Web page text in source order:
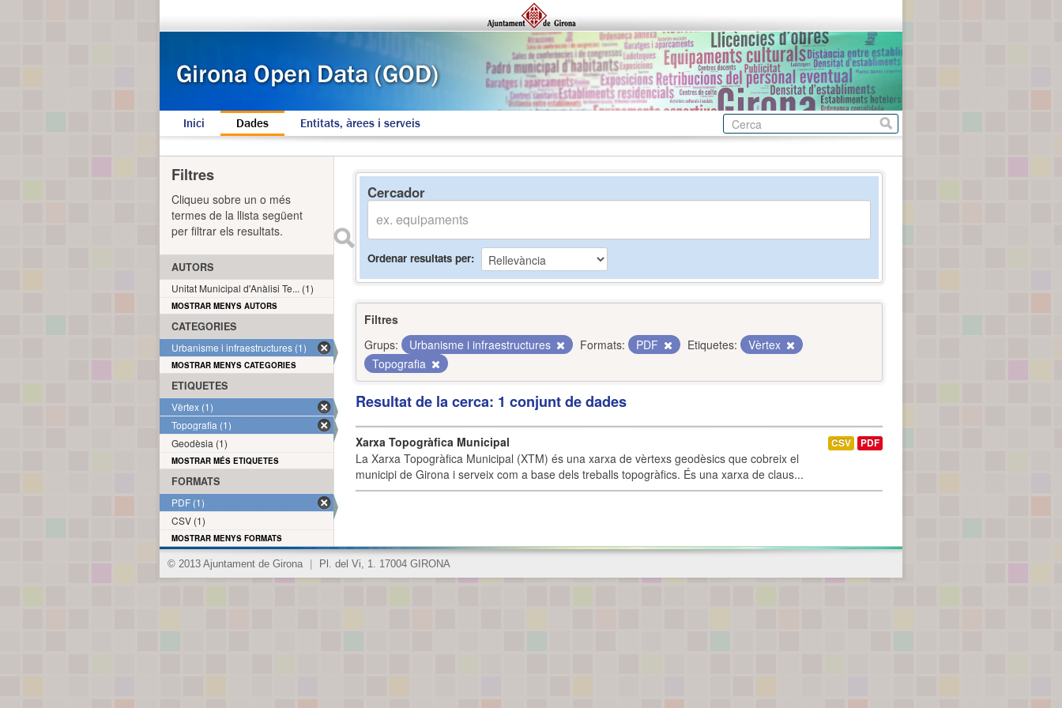
Inici Dades Entitats, àrees i serveis
Cercador
Ordenar resultats per
Filtres
Grups:
Urbanisme i infraestructures Formats: PDF Etiquetes:
Vèrtex
Topografia
Resultat de la cerca: 1 conjunt de dades
Xarxa Topogràfica Municipal
La Xarxa Topogràfica Municipal (XTM) és una xarxa de vèrtexs geodèsics que cobreix el
municipi de Girona i serveix com a base dels treballs topogràfics. És una xarxa de claus...
CSV PDF
Filtres
Cliqueu sobre un o més
termes de la llista següent
per filtrar els resultats.
AUTORS
Unitat Municipal d'Anàlisi Te... (1)
MOSTRAR MENYS AUTORS
CATEGORIES
Urbanisme i infraestructures (1)
MOSTRAR MENYS CATEGORIES
ETIQUETES
Vèrtex (1)
Topografia (1)
Geodèsia (1)
MOSTRAR MÉS ETIQUETES
FORMATS
PDF (1)
CSV (1)
MOSTRAR MENYS FORMATS
© 2013 Ajuntament de Girona Pl. del Vi, 1. 17004 GIRONA